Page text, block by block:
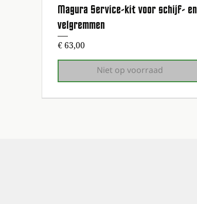
Snel overzicht
Magura Service-kit voor schijf- en
velgremmen
Prijs
€ 63,00
Niet op voorraad